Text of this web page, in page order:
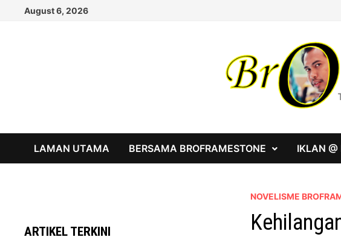
August 6, 2026
LAMAN UTAMA BERSAMA BROFRAMESTONE IKLAN @
NOVELISME
ARTIKEL TERKINI